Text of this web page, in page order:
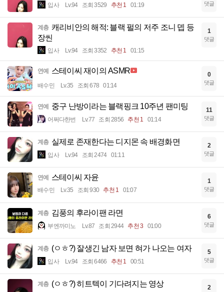
입사 Lv.94 조회 3529 추천 1 01:19 댓글
계층 캐리비안의 해적: 블랙 펄의 저주 조니 뎁 등
장씬
입사 Lv.94 조회 3352 추천 1 01:15
1
댓글
연예 스테이씨 재이의 ASMR
배수민 Lv.35 조회 678 01:14
0
댓글
연예 중구 난방이라는 블랙핑크 10주년 팬미팅
어쩌다한번 Lv.77 조회 2856 추천 1 01:14
11
댓글
계층 실제로 존재한다는 디지몬 속 배경화면
입사 Lv.94 조회 2474 01:11
2
댓글
연예 스테이씨 자윤
배수민 Lv.35 조회 930 추천 1 01:07
1
댓글
계층 김풍의 후라이팬 라면
부엔까미노 Lv.87 조회 2944 추천 3 01:00
6
댓글
계층 (ㅇㅎ?) 잘생긴 남자 보면 혀가 나오는 여자
입사 Lv.94 조회 6466 추천 1 00:51
5
댓글
계층 (ㅇㅎ?) 히트텍이 기다려지는 영상 2